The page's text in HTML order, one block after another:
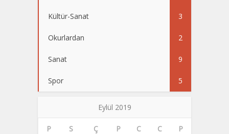
Kültür-Sanat 3
Okurlardan 2
Sanat 9
Spor 5
Eylül 2019
P S Ç P C C P